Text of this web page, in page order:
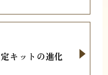
キットの進化